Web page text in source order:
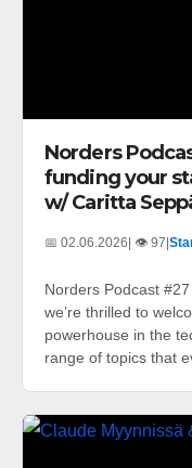
Norders
funding your
w/ Caritta
📅 02.06.2026| 👁️ 97|
Norders Podcast
we’re thrilled to
powerhouse in the
range of topics that